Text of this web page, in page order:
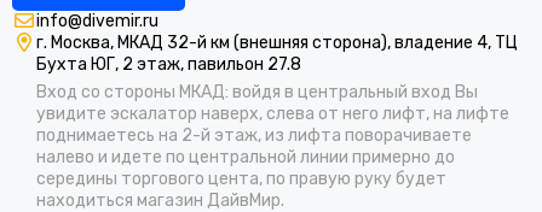
info@divemir.ru
г. Москва, МКАД 32-й км (внешняя сторона), владение 4, ТЦ
Бухта ЮГ, 2 этаж, павильон 27.8
Вход со стороны МКАД: войдя в центральный вход Вы
увидите эскалатор наверх, слева от него лифт, на лифте
поднимаетесь на 2-й этаж, из лифта поворачиваете
налево и идете по центральной линии примерно до
середины торгового цента, по правую руку будет
находиться магазин ДайвМир.